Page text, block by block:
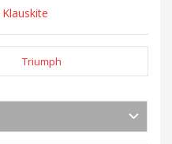
Klauskite
Triumph